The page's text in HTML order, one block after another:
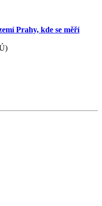
Prahy, kde se měří